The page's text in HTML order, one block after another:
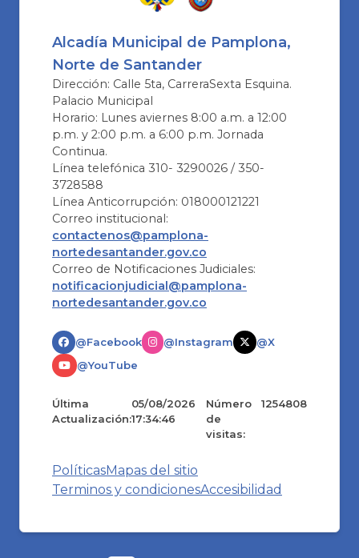
Alcadía Municipal de Pamplona,
Norte de Santander
Dirección: Calle 5ta, CarreraSexta Esquina.
Palacio Municipal
Horario: Lunes aviernes 8:00 a.m. a 12:00
p.m. y 2:00 p.m. a 6:00 p.m. Jornada
Continua.
Línea telefónica 310- 3290026 / 350-
3728588
Línea Anticorrupción: 018000121221
Correo institucional:
contactenos@pamplona-
nortedesantander.gov.co
Correo de Notificaciones Judiciales:
notificacionjudicial@pamplona-
nortedesantander.gov.co
@Facebook @Instagram
@X
@YouTube
Última
Actualización:
05/08/2026
17:34:46
Número
de
visitas:
1254808
PolíticasMapas del sitio
Terminos y condicionesAccesibilidad